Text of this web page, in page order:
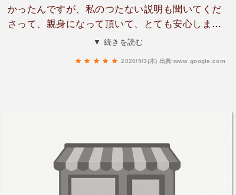
かったんですが、私のつたない説明も聞いてくだ
さって、親身になって頂いて、とても安心しまし
た。初めて行ったけど、いい雰囲気だと思いま
▼ 続きを読む
2020/9/3(木) 出典:www.google.com